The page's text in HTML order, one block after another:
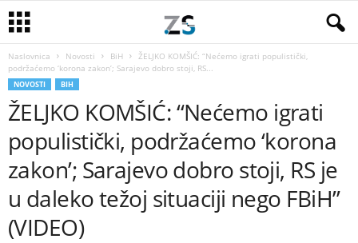
Naslovnica Novosti BiH
ŽELJKO KOMŠIĆ: “Nećemo igrati populistički,
podržaćemo ‘korona zakon’; Sarajevo dobro stoji, RS...
NOVOSTI BIH
ŽELJKO KOMŠIĆ: “Nećemo igrati
populistički, podržaćemo ‘korona
zakon’; Sarajevo dobro stoji, RS je
u daleko težoj situaciji nego FBiH”
(VIDEO)